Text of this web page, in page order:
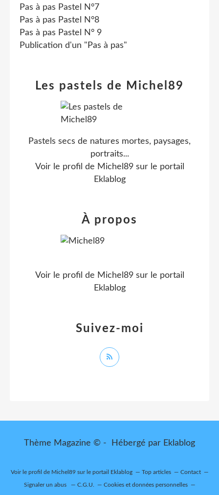
Pas à pas Pastel N°7
Pas à pas Pastel N°8
Pas à pas Pastel N° 9
Publication d'un "Pas à pas"
Les pastels de Michel89
Pastels secs de natures mortes, paysages,
portraits...
Voir le profil de Michel89sur le portail
Eklablog
Suivez-moi
À propos
Voir le profil de Michel89sur le portail
Eklablog
Thème Magazine © - Hébergé par Eklablog
Voir le profil de Michel89sur le portail Eklablog Top articles Contact
Signaler un abus C.G.U. Cookies et données personnelles